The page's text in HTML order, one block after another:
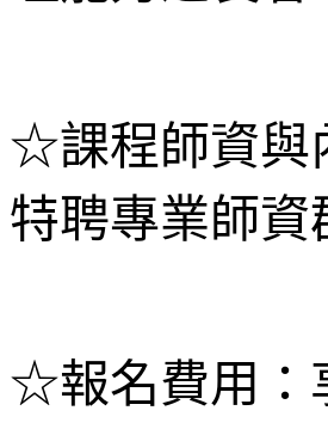
☆課程師資與
特聘專業師
☆報名費用：